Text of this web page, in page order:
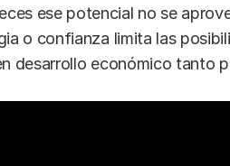
ese potencial no se
o confianza limita las
desarrollo económico tanto